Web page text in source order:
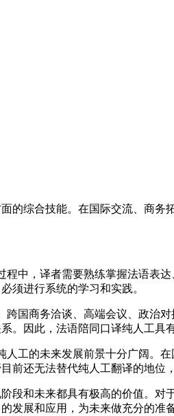
综合技能。在国际交流、商务
，译者需要熟练掌握法语表
须进行系统的学习和实践。
商务洽谈、高端会议、政治
。因此，法语陪同口译纯人工具
的未来发展前景十分广阔。
前还无法替代纯人工翻译的地位
和未来都具有极高的价值。对
发展和应用，为未来做充分的准备